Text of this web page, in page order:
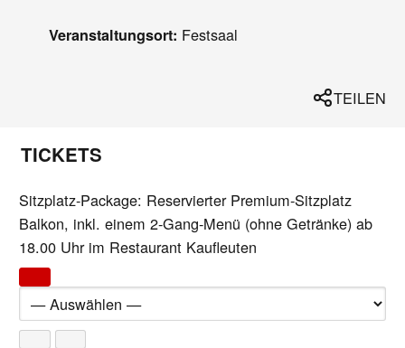
Veranstaltungsort: Festsaal
TEILEN
TICKETS
Sitzplatz-Package: Reservierter Premium-Sitzplatz
Balkon, inkl. einem 2-Gang-Menü (ohne Getränke) ab
18.00 Uhr im Restaurant Kaufleuten